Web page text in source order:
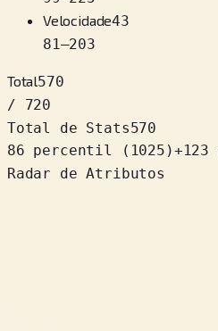
Velocidade43
81–203
Total570
/ 720
Total de Stats570
86 percentil
( 1025 )+123
Radar de Atributos